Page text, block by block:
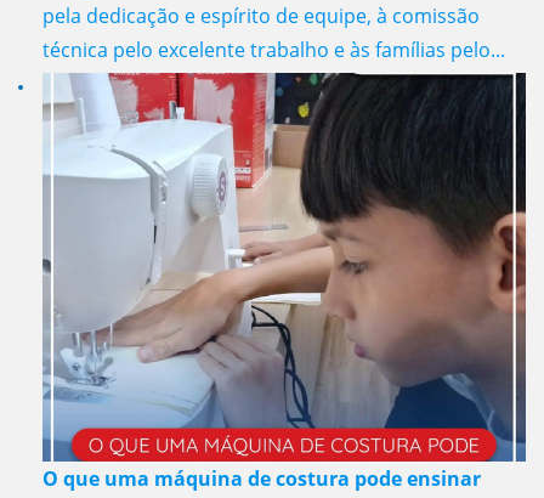
pela dedicação e espírito de equipe, à comissão
técnica pelo excelente trabalho e às famílias pelo...
O que uma máquina de costura pode ensinar